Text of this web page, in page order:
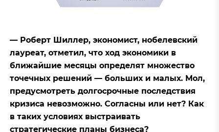
— Роберт Шиллер, экономист, нобелевский
лауреат, отметил, что ход экономики в
ближайшие месяцы определят множество
точечных решений — больших и малых. Мол,
предусмотреть долгосрочные последствия
кризиса невозможно. Согласны или нет? Как
в таких условиях выстраивать
стратегические планы бизнеса?